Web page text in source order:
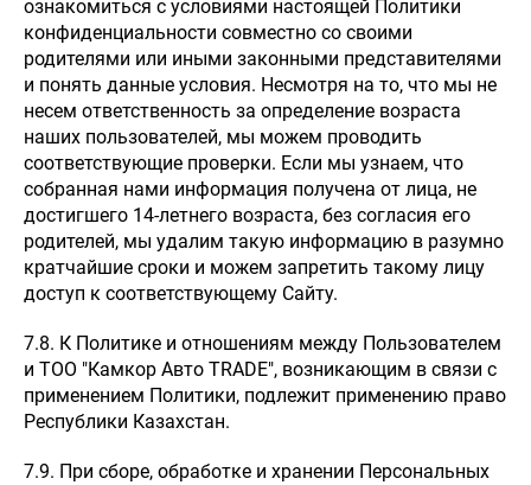
ознакомиться с условиями настоящей Политики
конфиденциальности совместно со своими
родителями или иными законными представителями
и понять данные условия. Несмотря на то, что мы не
несем ответственность за определение возраста
наших пользователей, мы можем проводить
соответствующие проверки. Если мы узнаем, что
собранная нами информация получена от лица, не
достигшего 14-летнего возраста, без согласия его
родителей, мы удалим такую информацию в разумно
кратчайшие сроки и можем запретить такому лицу
доступ к соответствующему Сайту.
7.8. К Политике и отношениям между Пользователем
и ТОО "Камкор Авто TRADE", возникающим в связи с
применением Политики, подлежит применению право
Республики Казахстан.
7.9. При сборе, обработке и хранении Персональных